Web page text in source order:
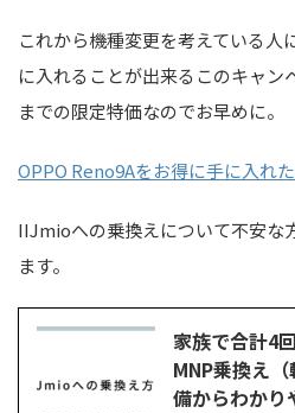
これから機種変更を考えている人
に入れることが出来るこのキャン
までの限定特価なのでお早めに。
OPPO Reno9Aをお得に手に入れ
IIJmioへの乗換えについて不安な
ます。
家族で合計4
MNP乗換え
備からわかり